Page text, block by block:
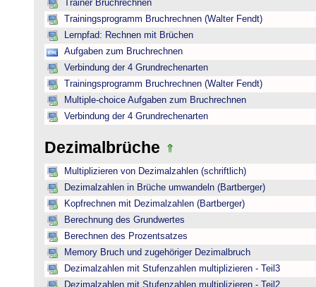
Trainer Bruchrechnen
Trainingsprogramm Bruchrechnen (Walter Fendt)
Lernpfad: Rechnen mit Brüchen
Aufgaben zum Bruchrechnen
Verbindung der 4 Grundrechenarten
Trainingsprogramm Bruchrechnen (Walter Fendt)
Multiple-choice Aufgaben zum Bruchrechnen
Verbindung der 4 Grundrechenarten
Dezimalbrüche
Multiplizieren von Dezimalzahlen (schriftlich)
Dezimalzahlen in Brüche umwandeln (Bartberger)
Kopfrechnen mit Dezimalzahlen (Bartberger)
Berechnung des Grundwertes
Berechnen des Prozentsatzes
Memory Bruch und zugehöriger Dezimalbruch
Dezimalzahlen mit Stufenzahlen multiplizieren - Teil3
Dezimalzahlen mit Stufenzahlen multiplizieren - Teil2